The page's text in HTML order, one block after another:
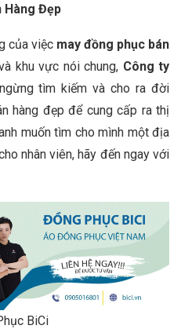
Hàng Đẹp
của việc may đồng phục bán
khu vực nói chung, Công ty
tìm kiếm và cho ra đời
hàng đẹp để cung cấp ra thị
muốn tìm cho mình một địa
nhân viên, hãy đến ngay với
BiCi